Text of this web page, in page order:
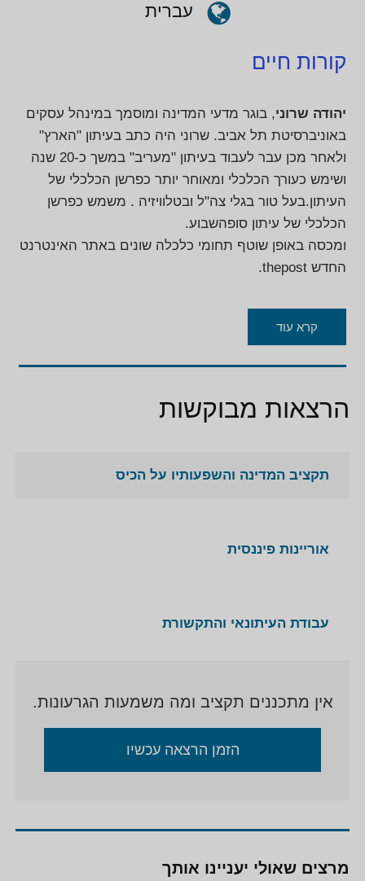
עברית
קורות חיים
יהודה שרוני, בוגר מדעי המדינה ומוסמך במינהל עסקים
באוניברסיטת תל אביב. שרוני היה כתב בעיתון "הארץ"
ולאחר מכן עבר לעבוד בעיתון "מעריב" במשך כ-20 שנה
ושימש כעורך הכלכלי ומאוחר יותר כפרשן הכלכלי של
העיתון.בעל טור בגלי צה"ל ובטלוויזיה . משמש כפרשן
הכלכלי של עיתון סופהשבוע.
ומכסה באופן שוטף תחומי כלכלה שונים באתר האינטרנט
החדש thepost.
קרא עוד
הרצאות מבוקשות
תקציב המדינה והשפעותיו על הכיס
אוריינות פיננסית
עבודת העיתונאי והתקשורת
אין מתכננים תקציב ומה משמעות הגרעונות.
הזמן הרצאה עכשיו
מרצים שאולי יעניינו אותך